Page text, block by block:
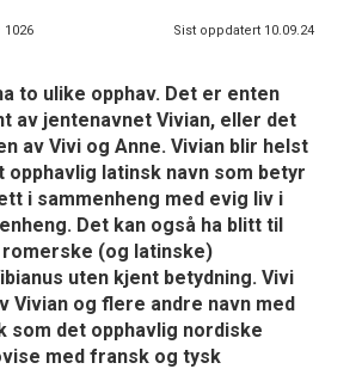
1026 Sist oppdatert 10.09.24
to ulike opphav. Det er enten
av jentenavnet Vivian, eller det
av Vivi og Anne. Vivian blir helst
opphavlig latinsk navn som betyr
i sammenheng med evig liv i
Det kan også ha blitt til
(og latinske)
uten kjent betydning. Vivi
Vivian og flere andre navn med
som det opphavlig nordiske
med fransk og tysk